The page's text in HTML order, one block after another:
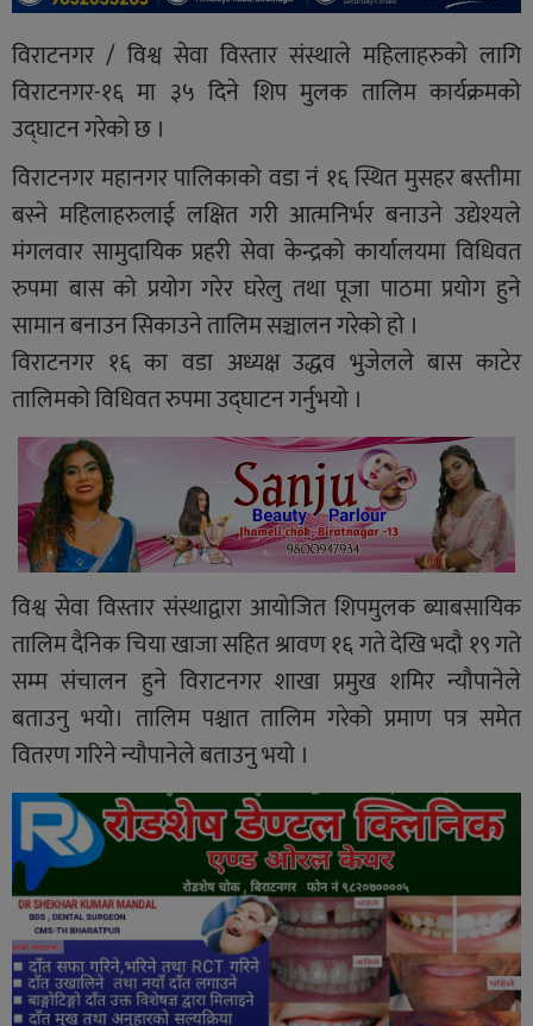
विराटनगर / विश्व सेवा विस्तार संस्थाले महिलाहरुको लागि
विराटनगर-१६ मा ३५ दिने शिप मुलक तालिम कार्यक्रमको
उद्घाटन गरेको छ ।
विराटनगर महानगर पालिकाको वडा नं १६ स्थित मुसहर बस्तीमा
बस्ने महिलाहरुलाई लक्षित गरी आत्मनिर्भर बनाउने उद्येश्यले
मंगलवार सामुदायिक प्रहरी सेवा केन्द्रको कार्यालयमा विधिवत
रुपमा बास को प्रयोग गरेर घरेलु तथा पूजा पाठमा प्रयोग हुने
सामान बनाउन सिकाउने तालिम सञ्चालन गरेको हो ।
विराटनगर १६ का वडा अध्यक्ष उद्धव भुजेलले बास काटेर
तालिमको विधिवत रुपमा उद्घाटन गर्नुभयो ।
विश्व सेवा विस्तार संस्थाद्वारा आयोजित शिपमुलक ब्याबसायिक
तालिम दैनिक चिया खाजा सहित श्रावण १६ गते देखि भदौ १९ गते
सम्म संचालन हुने विराटनगर शाखा प्रमुख शमिर न्यौपानेले
बताउनु भयो। तालिम पश्चात तालिम गरेको प्रमाण पत्र समेत
वितरण गरिने न्यौपानेले बताउनु भयो ।